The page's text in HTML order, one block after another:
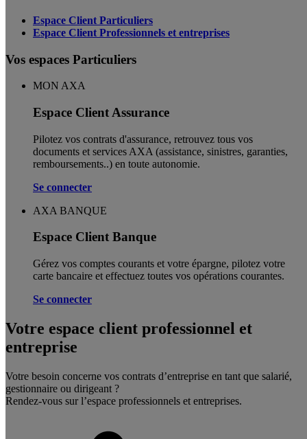
Espace Client Particuliers
Espace Client Professionnels et entreprises
Vos espaces Particuliers
MON AXA
Espace Client Assurance
Pilotez vos contrats d'assurance, retrouvez tous vos
documents et services AXA (assistance, sinistres, garanties,
remboursements..) en toute autonomie. ​
Se connecter
AXA BANQUE
Espace Client Banque
Gérez vos comptes courants et votre épargne, pilotez votre
carte bancaire et effectuez toutes vos opérations courantes.
Se connecter
Votre espace client professionnel et
entreprise
Votre besoin concerne vos contrats d’entreprise en tant que salarié,
gestionnaire ou dirigeant ?
Rendez-vous sur l’espace professionnels et entreprises.